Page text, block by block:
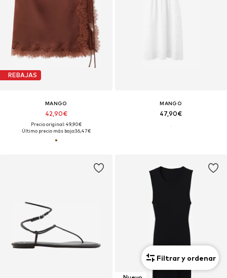
REBAJAS
MANGO
42,90€
Precio original: 49,90€
Último precio más bajo:36,47€
MANGO
47,90€
Filtrar y ordenar